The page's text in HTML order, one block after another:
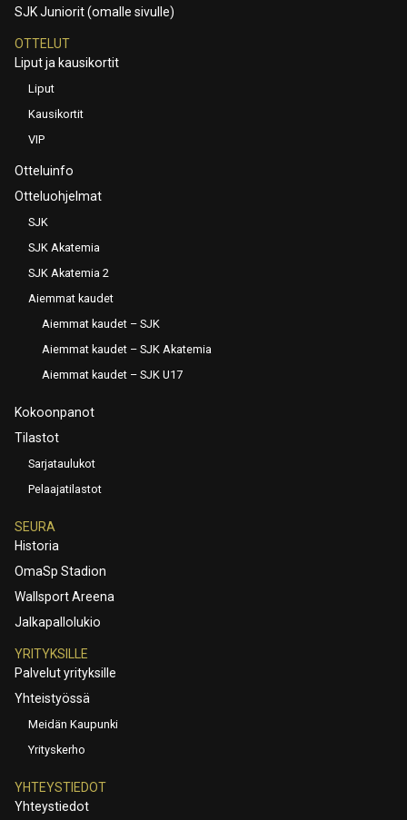
SJK Juniorit (omalle sivulle)
OTTELUT
Liput ja kausikortit
Liput
Kausikortit
VIP
Otteluinfo
Otteluohjelmat
SJK
SJK Akatemia
SJK Akatemia 2
Aiemmat kaudet
Aiemmat kaudet – SJK
Aiemmat kaudet – SJK Akatemia
Aiemmat kaudet – SJK U17
Kokoonpanot
Tilastot
Sarjataulukot
Pelaajatilastot
SEURA
Historia
OmaSp Stadion
Wallsport Areena
Jalkapallolukio
YRITYKSILLE
Palvelut yrityksille
Yhteistyössä
Meidän Kaupunki
Yrityskerho
YHTEYSTIEDOT
Yhteystiedot